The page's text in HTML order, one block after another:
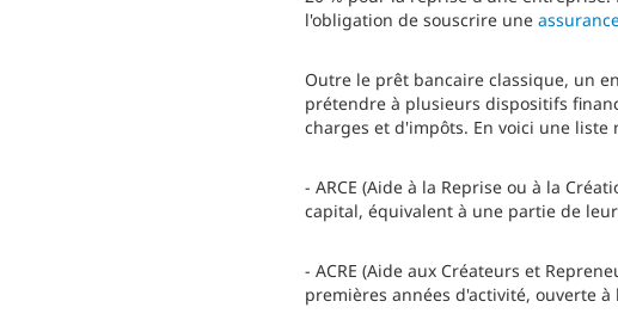
l'obligation de souscrire une
Outre le prêt bancaire classique, un
prétendre à plusieurs dispositifs
charges et d'impôts. En voici une liste
- ARCE (Aide à la Reprise ou à la
capital, équivalent à une partie de
- ACRE (Aide aux Créateurs et
premières années d'activité, ouverte